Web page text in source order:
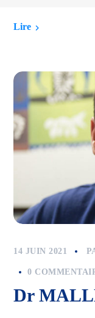
Lire
14 JUIN 2021
0
Dr